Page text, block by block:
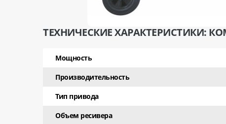
ТЕХНИЧЕСКИЕ ХАРАКТЕРИСТИКИ:
Мощность
Производительность
Тип привода
Объем ресивера